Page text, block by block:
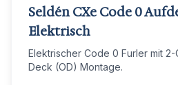
Seldén CXe Code 0
Elektrisch
Elektrischer Code 0 Furler mit
Deck (OD) Montage.